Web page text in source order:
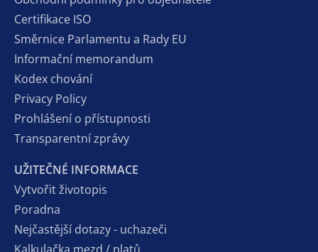
Certifikace ISO
Směrnice Parlamentu a Rady EU
Informační memorandum
Kodex chování
Privacy Policy
Prohlášení o přístupnosti
Transparentní zprávy
UŽITEČNÉ INFORMACE
Vytvořit životopis
Poradna
Nejčastější dotazy - uchazeči
Kalkulačka mezd / platů